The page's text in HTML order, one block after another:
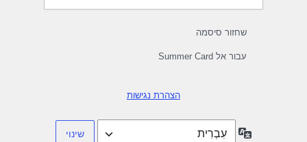
שחזור סיסמה
עבור אל Summer Card
הצהרת נגישות
שפה